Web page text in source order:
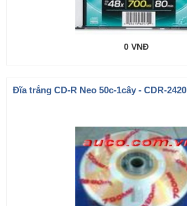
0 VNĐ
Đĩa trắng CD-R Neo 50c-1cây - CDR-2420